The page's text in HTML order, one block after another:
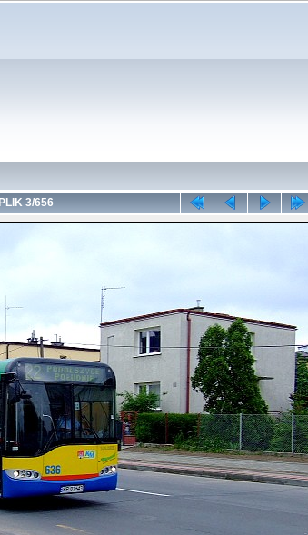
PLIK 3/656